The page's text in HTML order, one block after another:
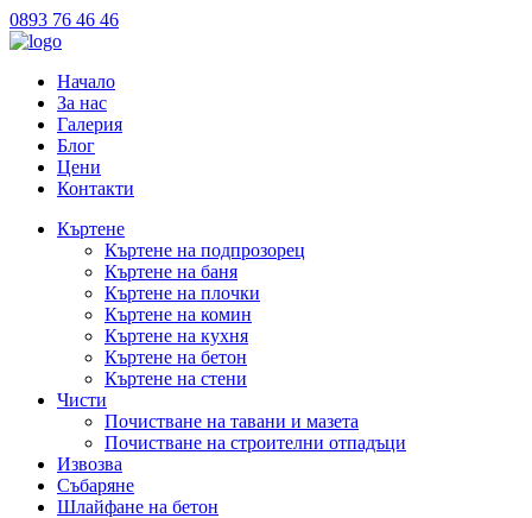
0893 76 46 46
Начало
За нас
Галерия
Блог
Цени
Контакти
Къртене
Къртене на подпрозорец
Къртене на баня
Къртене на плочки
Къртене на комин
Къртене на кухня
Къртене на бетон
Къртене на стени
Чисти
Почистване на тавани и мазета
Почистване на строителни отпадъци
Извозва
Събаряне
Шлайфане на бетон